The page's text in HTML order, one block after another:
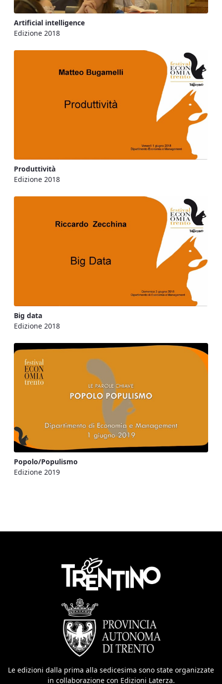
Artificial intelligence
Edizione 2018
Produttività
Edizione 2018
Big data
Edizione 2018
Popolo/Populismo
Edizione 2019
Le edizioni dalla prima alla sedicesima sono state organizzate
in collaborazione con Edizioni Laterza.